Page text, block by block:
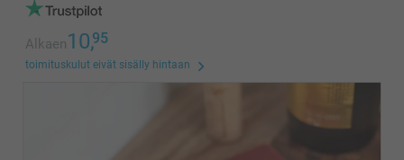
Alkaen10,95
toimituskulut eivät sisälly hintaan